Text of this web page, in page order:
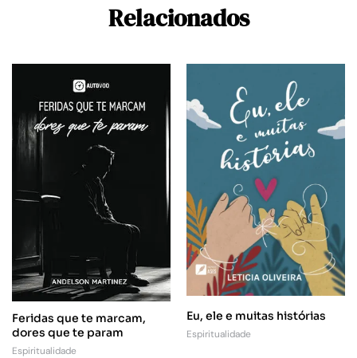
Relacionados
Feridas que te marcam,
dores que te param
Espiritualidade
Eu, ele e muitas histórias
Espiritualidade